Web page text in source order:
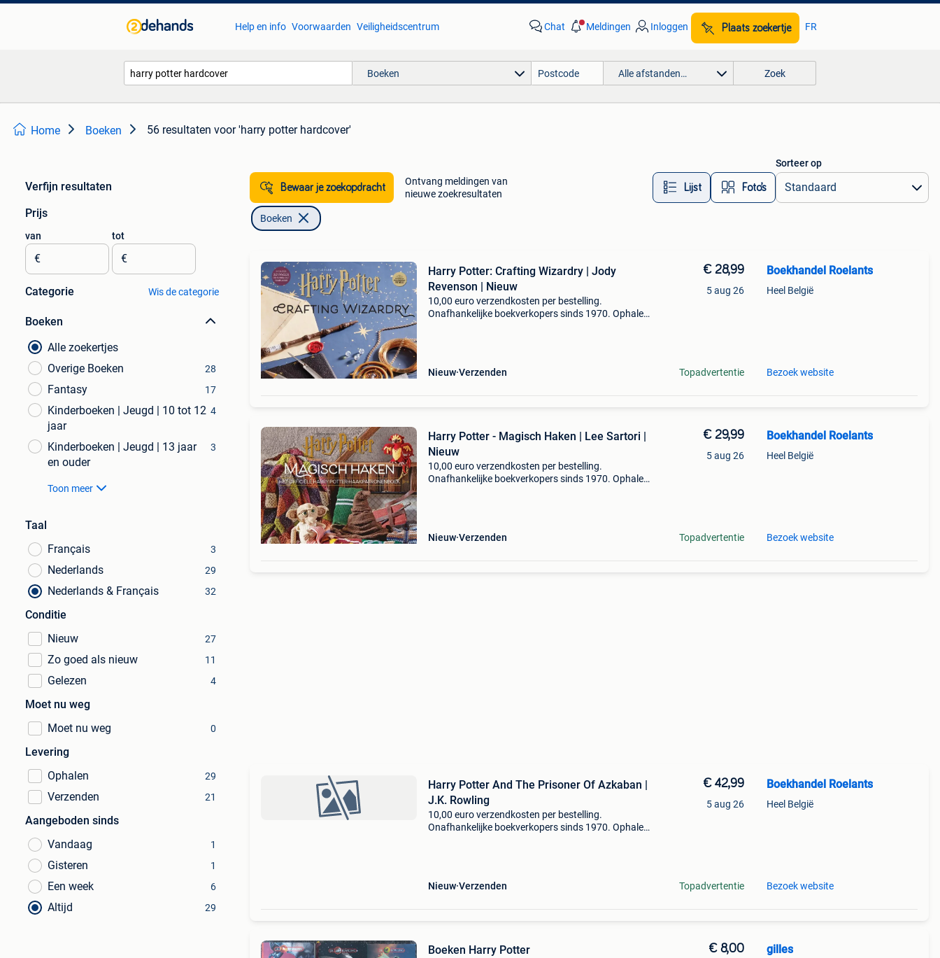
Help en info Voorwaarden Veiligheidscentrum Chat Meldingen Inloggen Plaats zoekertje FR
Boeken Alle afstanden… Zoek
Home Boeken 56 resultaten voor 'harry potter hardcover'
Verfijn resultaten
Prijs
van
€
tot
€
Categorie Wis de categorie
Boeken
Alle zoekertjes
Overige Boeken
28
Fantasy 17
Kinderboeken | Jeugd | 10 tot 12
jaar
4
Kinderboeken | Jeugd | 13 jaar
en ouder
3
Toon meer
Taal
Français
3
Nederlands 29
Nederlands & Français 32
Conditie
Nieuw
27
Zo goed als nieuw 11
Gelezen 4
Moet nu weg
Moet nu weg
0
Levering
Ophalen
29
Verzenden 21
Aangeboden sinds
Vandaag
1
Gisteren 1
Een week 6
Altijd 29
Bewaar je zoekopdracht
Ontvang meldingen van
nieuwe zoekresultaten
Lijst Foto’s
Sorteer op
Boeken
Harry Potter: Crafting Wizardry | Jody
Revenson | Nieuw
10,00 euro verzendkosten per bestelling.
Onafhankelijke boekverkopers sinds 1970. Ophalen
Nieuw Verzenden
€ 28,99
5 aug 26
Topadvertentie
Boekhandel Roelants
Heel België
Bezoek website
Harry Potter - Magisch Haken | Lee Sartori |
Nieuw
10,00 euro verzendkosten per bestelling.
Onafhankelijke boekverkopers sinds 1970. Ophalen
Nieuw Verzenden
€ 29,99
5 aug 26
Topadvertentie
Boekhandel Roelants
Heel België
Bezoek website
Harry Potter And The Prisoner Of Azkaban |
J.K. Rowling
10,00 euro verzendkosten per bestelling.
Onafhankelijke boekverkopers sinds 1970. Ophalen
Nieuw Verzenden
€ 42,99
5 aug 26
Topadvertentie
Boekhandel Roelants
Heel België
Bezoek website
Boeken Harry Potter € 8,00 gilles